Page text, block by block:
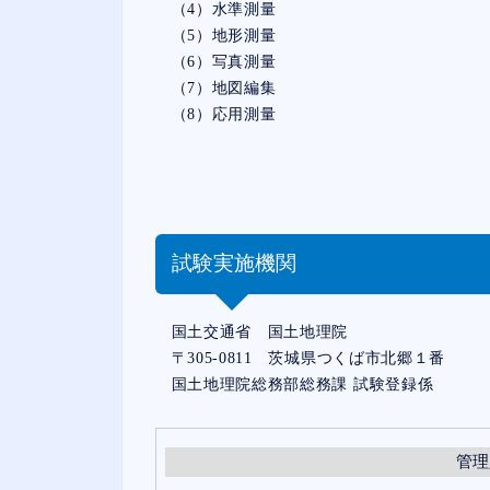
（4）水準測量
（5）地形測量
（6）写真測量
（7）地図編集
（8）応用測量
試験実施機関
国土交通省 国土地理院
〒305-0811 茨城県つくば市北郷１番
国土地理院総務部総務課 試験登録係
管